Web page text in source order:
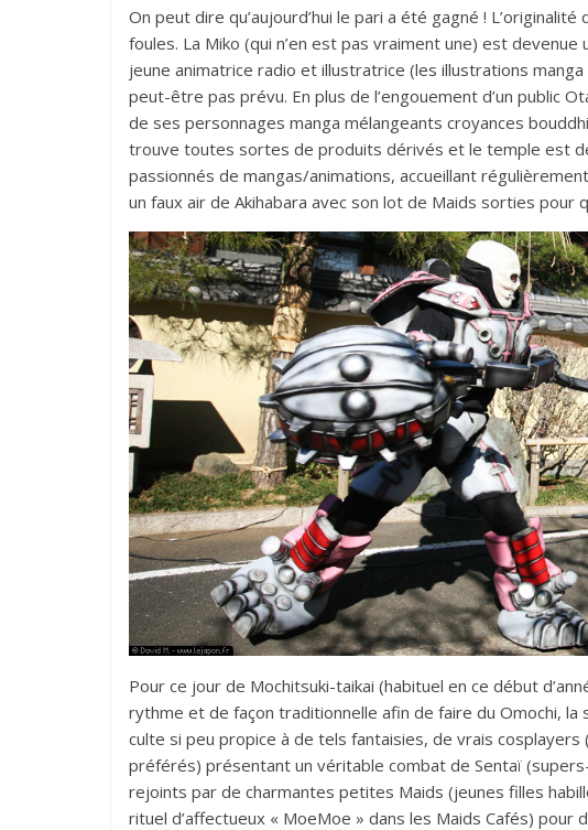
On peut dire qu’aujourd’hui le pari a été gagné !
foules. La Miko (qui n’en est pas vraiment une) est
jeune animatrice radio et illustratrice (les illustrations
peut-être pas prévu. En plus de l’engouement d’un public
de ses personnages manga mélangeants croyances
trouve toutes sortes de produits dérivés et le temple est
passionnés de mangas/animations, accueillant
un faux air de Akihabara avec son lot de Maids sorties pour
Pour ce jour de Mochitsuki-taikai (habituel en ce début
rythme et de façon traditionnelle afin de faire du Omochi,
culte si peu propice à de tels fantaisies, de vrais
préférés) présentant un véritable combat de Sentaï
rejoints par de charmantes petites Maids (jeunes filles
rituel d’affectueux « MoeMoe » dans les Maids Cafés) pour